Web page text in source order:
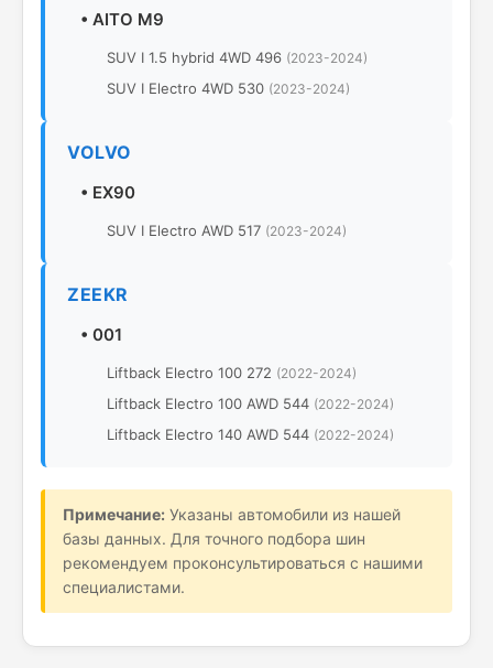
• AITO M9
SUV I 1.5 hybrid 4WD 496 (2023-2024)
SUV I Electro 4WD 530 (2023-2024)
VOLVO
• EX90
SUV I Electro AWD 517 (2023-2024)
ZEEKR
• 001
Liftback Electro 100 272 (2022-2024)
Liftback Electro 100 AWD 544 (2022-2024)
Liftback Electro 140 AWD 544 (2022-2024)
Примечание: Указаны автомобили из нашей
базы данных. Для точного подбора шин
рекомендуем проконсультироваться с нашими
специалистами.